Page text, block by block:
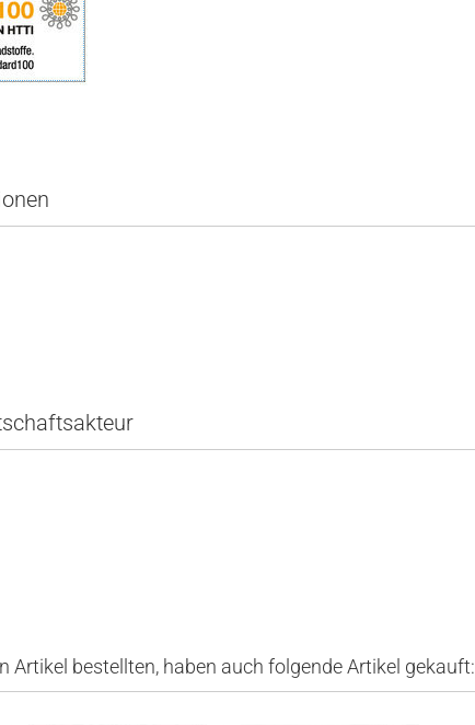
Artikel bestellten, haben auch folgende Artikel gekauft: